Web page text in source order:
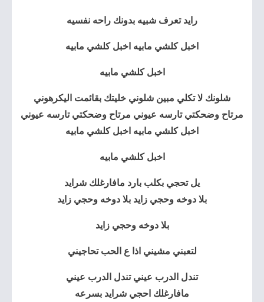
رايد تعرف شبيه بدونك راحه نفسيه
اخبل كلشي مابيه اخبل كلشي مابيه
اخبل كلشي مابيه
شلونك لا تكلي مبين شلوني خليتك بقائمت اليكرهوني
مرتاح وضحكتي تارسه عيوني مرتاح وضحكتي تارسه عيوني
اخبل كلشي مابيه اخبل كلشي مابيه
اخبل كلشي مابيه
يل تحجي بكلب بارد مافارغلك شرايد
بلا دوخه وحجي زايد بلا دوخه وحجي زايد
بلا دوخه وحجي زايد
لتعبني مشيني اذا ع الحب تحاجيني
تندل الدرب عيني تندل الدرب عيني
مافارغلك احجي شرايد بسرعه